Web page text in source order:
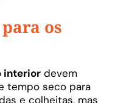
os
interior devem
tempo seco para
e colheitas, mas